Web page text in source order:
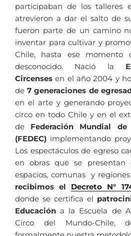
participaban de los talleres
atrevieron a dar el salto de
fueron parte de un camino
inventar para cultivar y
Chile, hasta ese momento
desconocido. Nació la
Circenses en el año 2004 y
de7 generaciones de
en el arte y generando
circo en todo Chile y en el
de Federación Mundial
(FEDEC) implementando
Los espectáculos de egreso
en obras que se presentan
espacios, comunas y
recibimos el Decreto N°
donde se certifica el
Educación a la Escuela de
Circo del Mundo-Chile,